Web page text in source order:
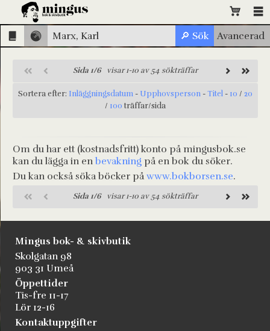
Sida 1/6visar 1-10 av 54 sökträffar
Sortera efter: Inläggningsdatum - Upphovsperson -Titel - 10 / 20
/ 100 träffar/sida
Om du har ett (kostnadsfritt) konto på mingusbok.se
kan du lägga in enbevakning på en bok du söker.
Du kan också söka böcker påwww.bokborsen.se.
Sida 1/6visar 1-10 av 54 sökträffar
Mingus bok- & skivbutik
Skolgatan 98
903 31 Umeå
Öppettider
Tis-fre 11-17
Lör 12-16
Kontaktuppgifter